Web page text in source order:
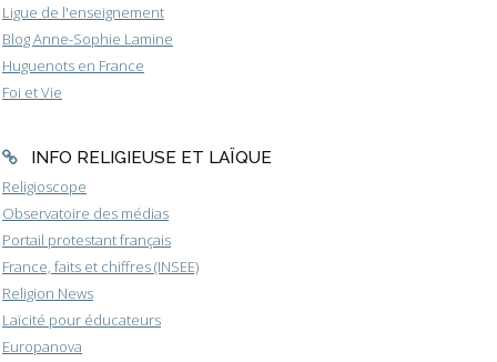
Ligue de l'enseignement
Blog Anne-Sophie Lamine
Huguenots en France
Foi et Vie
INFO RELIGIEUSE ET LAÏQUE
Religioscope
Observatoire des médias
Portail protestant français
France, faits et chiffres (INSEE)
Religion News
Laïcité pour éducateurs
Europanova